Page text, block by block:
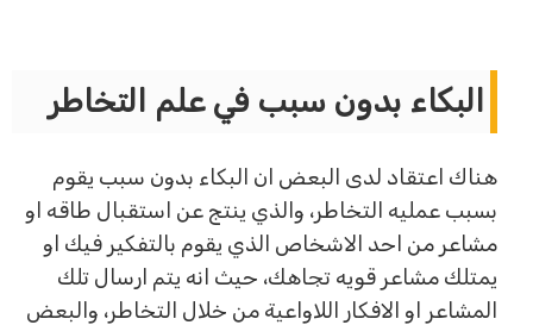
البكاء بدون سبب في علم التخاطر
هناك اعتقاد لدى البعض ان البكاء بدون سبب يقوم
بسبب عمليه التخاطر، والذي ينتج عن استقبال طاقه او
مشاعر من احد الاشخاص الذي يقوم بالتفكير فيك او
يمتلك مشاعر قويه تجاهك، حيث انه يتم ارسال تلك
المشاعر او الافكار اللاواعية من خلال التخاطر، والبعض